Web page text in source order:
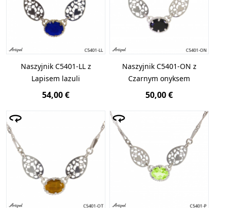
Naszyjnik C5401-LL z
Lapisem lazuli
54,00 €
Naszyjnik C5401-ON z
Czarnym onyksem
50,00 €